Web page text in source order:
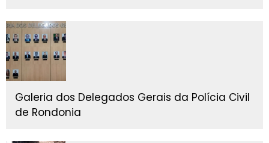
Galeria dos Delegados Gerais da Polícia Civil
de Rondonia